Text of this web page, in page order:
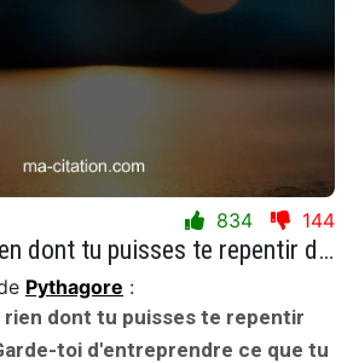
834 144
Ne commence rien dont tu puisses te repentir dans la suite. Garde-toi d'entreprendre ce que tu ne sais pas faire, et commence par t'instruire de ce que tu dois savoir. C'est ainsi que tu mÃ¨neras une vie dÃ©licieuse.
Pythagore :
rien dont tu puisses te repentir
toi d'entreprendre ce que tu